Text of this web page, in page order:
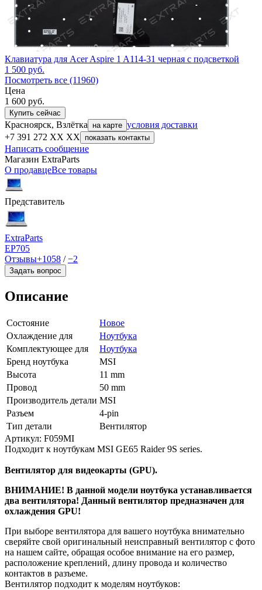
Клавиатура для Acer Aspire 1 A114-31 черная с подсветкой
1 500 руб.
Посмотреть все (11960)
Цена
1 600 руб.
Купить сейчас
Красноярск, Взлётка на карте условия доставки
+7 391 272 XX XX
показать контакты
Написать сообщение
Магазин ExtraParts
О продавцеВсе товары
Представитель
ExtraParts
EP705
Отзывы+1058 /−2
Задать вопрос
Описание
Состояние
Новое
Охлаждение для
Ноутбука
Комплектующее для
Ноутбука
Бренд ноутбука
MSI
Высота
11 mm
Провод
50 mm
Производитель детали MSI
Разъем
4-pin
Тип детали
Вентилятор
Артикул: F059MI
Подходит к ноутбукам MSI GE65 Raider 9S series.
Вентилятор для видеокарты (GPU).
ВНИМАНИЕ! В данной модели ноутбука устанавливается
два вентилятора! Данный вентилятор предназначен для
охлаждения GPU!
При выборе вентилятора для вашего ноутбука внимательно
сверяйте свой оригинальный неисправный вентилятор с фото
на нашем сайте, обращая особое внимание на его размер,
расположение креплений, длину провода и количество
контактов в разъеме.
Вентилятор подходит к моделям ноутбуков: